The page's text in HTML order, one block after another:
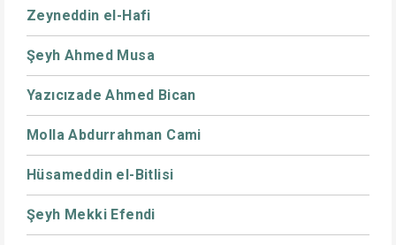
Zeyneddin el-Hafi
Şeyh Ahmed Musa
Yazıcızade Ahmed Bican
Molla Abdurrahman Cami
Hüsameddin el-Bitlisi
Şeyh Mekki Efendi